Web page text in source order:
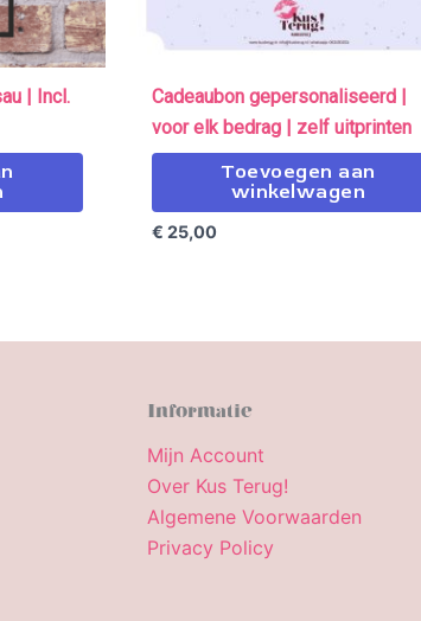
| Incl.
Cadeaubon gepersonaliseerd |
voor elk bedrag | zelf uitprinten
Toevoegen aan
winkelwagen
€ 25,00
Informatie
Mijn Account
Over Kus Terug!
Algemene Voorwaarden
Privacy Policy